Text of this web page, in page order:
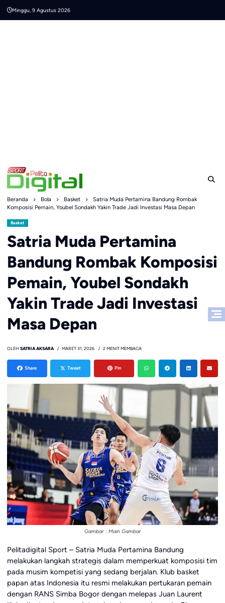
Minggu, 9 Agustus 2026
Beranda Bola Basket
Satria Muda Pertamina Bandung Rombak
Komposisi Pemain, Youbel Sondakh Yakin Trade Jadi Investasi Masa Depan
Basket
Satria Muda Pertamina
Bandung Rombak Komposisi
Pemain, Youbel Sondakh
Yakin Trade Jadi Investasi
Masa Depan
OLEH SATRIA AKSARA MARET 31, 2026 2 MENIT MEMBACA
Share Tweet Pin
Gambar : Main Gambar
Pelitadigital Sport – Satria Muda Pertamina Bandung
melakukan langkah strategis dalam memperkuat komposisi tim
pada musim kompetisi yang sedang berjalan. Klub basket
papan atas Indonesia itu resmi melakukan pertukaran pemain
dengan RANS Simba Bogor dengan melepas Juan Laurent